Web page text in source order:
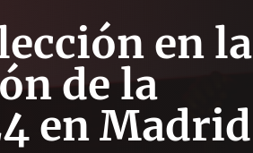
en la
de la
en Madrid